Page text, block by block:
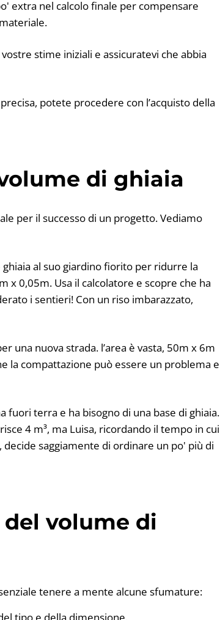
extra nel calcolo finale per compensare
stime iniziali e assicuratevi che abbia
potete procedere con l’acquisto della
di ghiaia
per il successo di un progetto. Vediamo
al suo giardino fiorito per ridurre la
x 0,05m. Usa il calcolatore e scopre che ha
i sentieri! Con un riso imbarazzato,
una nuova strada. l’area è vasta, 50m x 6m
la compattazione può essere un problema e
fuori terra e ha bisogno di una base di ghiaia.
4 m³, ma Luisa, ricordando il tempo in cui
saggiamente di ordinare un po' più di
volume di
tenere a mente alcune sfumature: